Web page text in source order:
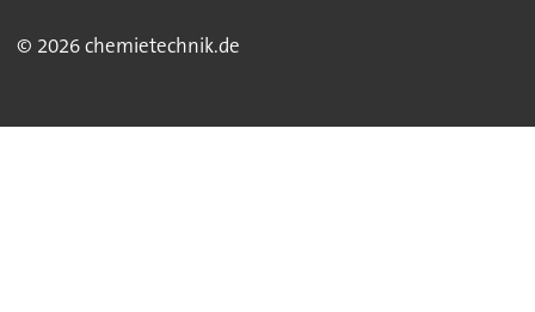
© 2026 chemietechnik.de